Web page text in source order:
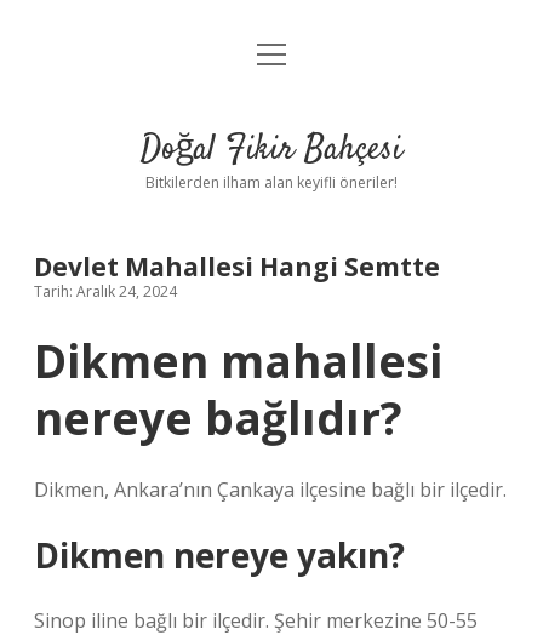
Anasayfa
Yasal Uyarı
menüyü
Doğal Fikir Bahçesi
Bitkilerden ilham alan keyifli öneriler!
Devlet Mahallesi Hangi Semtte
Tarih: Aralık 24, 2024
Dikmen mahallesi
nereye bağlıdır?
Dikmen, Ankara’nın Çankaya ilçesine bağlı bir ilçedir.
Dikmen nereye yakın?
Sinop iline bağlı bir ilçedir. Şehir merkezine 50-55